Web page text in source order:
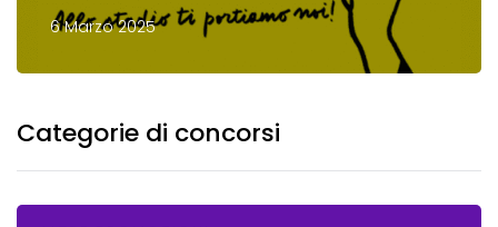
6 Marzo 2025
Categorie di concorsi